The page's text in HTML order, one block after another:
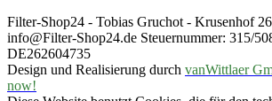
Filter-Shop24 - Tobias Gruchot - Krusenhof
info@Filter-Shop24.de Steuernummer: 315/
DE262604735
Design und Realisierung durch vanWittlaer
now!